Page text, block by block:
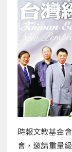
時報文教基金
會，邀請重量